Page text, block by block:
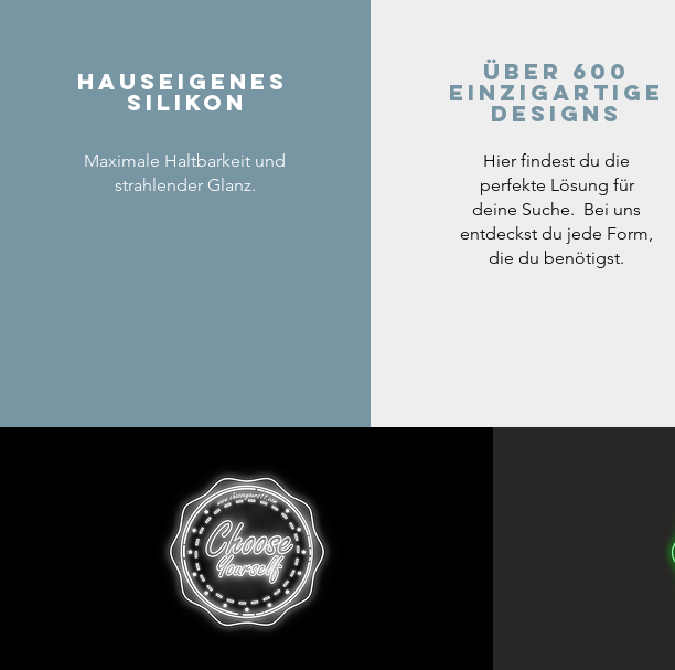
Hauseigenes
Silikon
Maximale Haltbarkeit und
strahlender Glanz.
Über 600
einzigartige
Designs
Hier findest du die
perfekte Lösung für
deine Suche. Bei uns
entdeckst du jede Form,
die du benötigst.